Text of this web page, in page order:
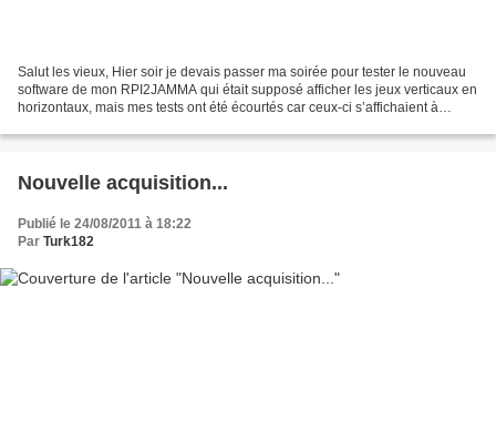
Salut les vieux, Hier soir je devais passer ma soirée pour tester le nouveau
software de mon RPI2JAMMA qui était supposé afficher les jeux verticaux en
horizontaux, mais mes tests ont été écourtés car ceux-ci s’affichaient à
Nouvelle acquisition...
Publié le 24/08/2011 à 18:22
Par Turk182